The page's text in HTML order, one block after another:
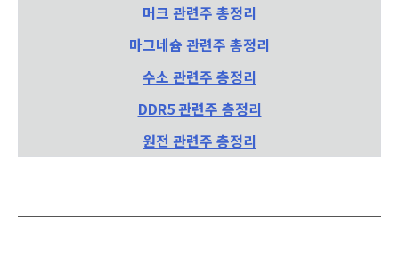
머크 관련주 총정리
마그네슘 관련주 총정리
수소 관련주 총정리
DDR5 관련주 총정리
원전 관련주 총정리